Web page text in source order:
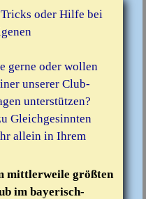
oder Hilfe bei
gerne oder wollen
unserer Club-
unterstützen?
Gleichgesinnten
allein in Ihrem
mittlerweile größten
im bayerisch-